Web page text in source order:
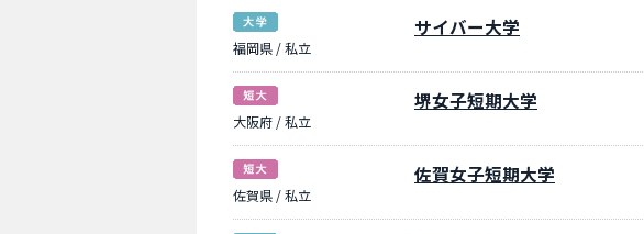
福岡県 / 私立
サイバー大学
大阪府 / 私立
堺女子短期大学
佐賀県 / 私立
佐賀女子短期大学